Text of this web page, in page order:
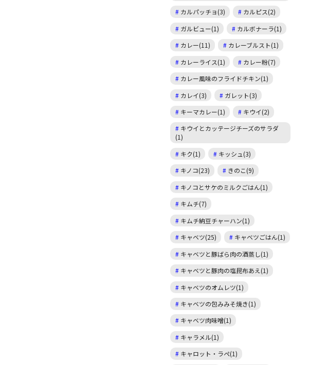
カルパッチョ(3)
カルピス(2)
ガルビュー(1)
カルボナーラ(1)
カレー(11)
カレーブルスト(1)
カレーライス(1)
カレー粉(7)
カレー風味のフライドチキン(1)
カレイ(3)
ガレット(3)
キーマカレー(1)
キウイ(2)
キウイとカッテージチーズのサラダ
(1)
キク(1)
キッシュ(3)
キノコ(23)
きのこ(9)
キノコとサケのミルクごはん(1)
キムチ(7)
キムチ納豆チャーハン(1)
キャベツ(25)
キャベツごはん(1)
キャベツと豚ばら肉の酒蒸し(1)
キャベツと豚肉の塩昆布あえ(1)
キャベツのオムレツ(1)
キャベツの包みみそ焼き(1)
キャベツ肉味噌(1)
キャラメル(1)
キャロット・ラペ(1)